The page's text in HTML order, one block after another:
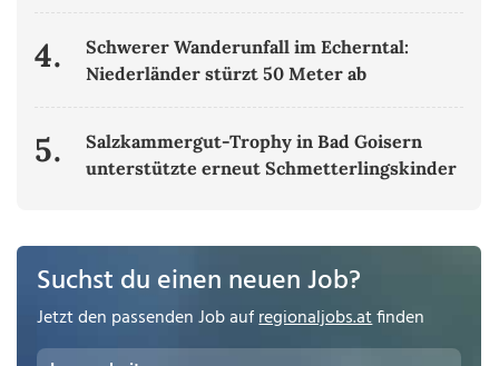
4.
Schwerer Wanderunfall im Echerntal:
Niederländer stürzt 50 Meter ab
5.
Salzkammergut-Trophy in Bad Goisern
unterstützte erneut Schmetterlingskinder
Suchst du einen neuen Job?
Jetzt den passenden Job aufregionaljobs.atfinden